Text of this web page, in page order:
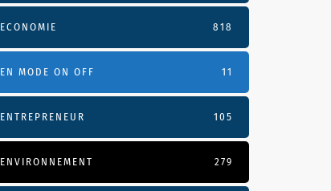
ECONOMIE 818
EN MODE ON OFF 11
ENTREPRENEUR 105
ENVIRONNEMENT 279